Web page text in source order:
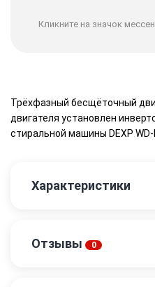
Кликните на значок
Трёхфазный бесщёточный
двигателя установлен
стиральной машины DEXP WD-
Характеристики
Отзывы 0